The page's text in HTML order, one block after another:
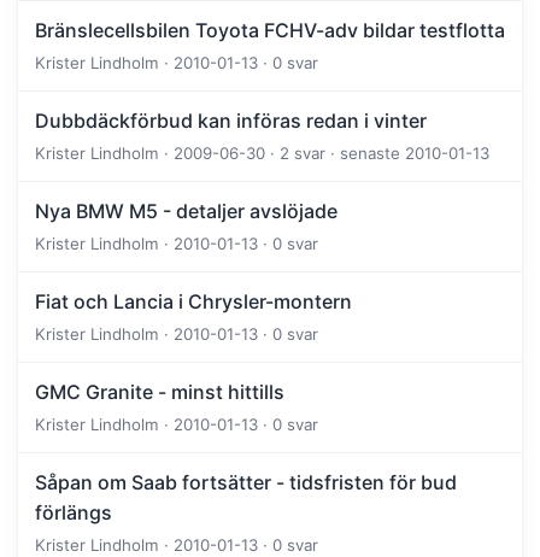
Bränslecellsbilen Toyota FCHV-adv bildar testflotta
Krister Lindholm · 2010-01-13 · 0 svar
Dubbdäckförbud kan införas redan i vinter
Krister Lindholm · 2009-06-30 · 2 svar · senaste 2010-01-13
Nya BMW M5 - detaljer avslöjade
Krister Lindholm · 2010-01-13 · 0 svar
Fiat och Lancia i Chrysler-montern
Krister Lindholm · 2010-01-13 · 0 svar
GMC Granite - minst hittills
Krister Lindholm · 2010-01-13 · 0 svar
Såpan om Saab fortsätter - tidsfristen för bud
förlängs
Krister Lindholm · 2010-01-13 · 0 svar